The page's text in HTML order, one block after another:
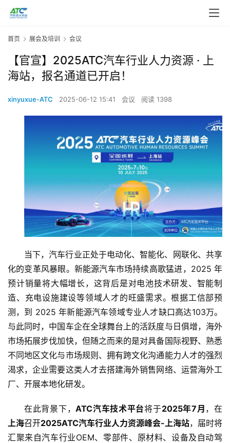
首页 展会及培训 会议
【官宣】2025ATC汽车行业人力资源 · 上
海站，报名通道已开启！
xinyuxue-ATC 2025-06-12 15:41 会议 阅读 1398
当下，汽车行业正处于电动化、智能化、网联化、共享
化的变革风暴眼。新能源汽车市场持续高歌猛进，2025 年
预计销量将大幅增长，这背后是对电池技术研发、智能制
造、充电设施建设等领域人才的旺盛需求。根据工信部预
测，到 2025 年新能源汽车领域专业人才缺口高达103万。
与此同时，中国车企在全球舞台上的活跃度与日俱增，海外
市场拓展步伐加快，但随之而来的是对具备国际视野、熟悉
不同地区文化与市场规则、拥有跨文化沟通能力人才的强烈
渴求，企业需要这类人才去搭建海外销售网络、运营海外工
厂、开展本地化研发。
在此背景下，ATC汽车技术平台将于2025年7月 ，在
上海召开2025ATC汽车行业人力资源峰会-上海站，届时将
汇聚来自汽车行业OEM、零部件、原材料、设备及自动驾